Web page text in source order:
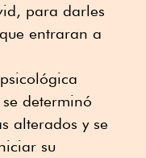
para darles
entraran a
determinó
alterados y se
su